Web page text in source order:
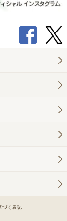
づく表記